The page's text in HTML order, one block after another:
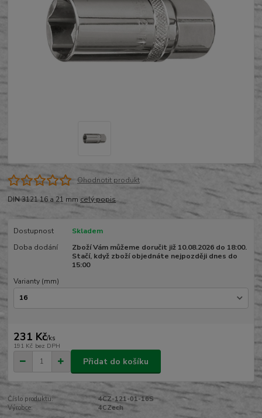
Ohodnotit produkt
DIN 3121 16 a 21 mm celý popis
Dostupnost
Skladem
Doba dodání
Zboží Vám můžeme doručit již 10.08.2026 do 18:00.
Stačí, když zboží objednáte nejpozději dnes do
15:00
Varianty (mm)
231 Kč/ks
191 Kč bez DPH
Přidat do košíku
Číslo produktu:
4CZ-121-01-16S
Výrobce:
4CZech